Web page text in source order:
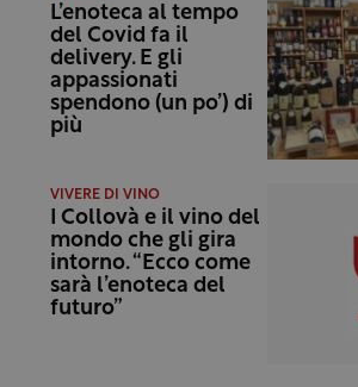
L’enoteca al tempo
del Covid fa il
delivery. E gli
appassionati
spendono (un po’) di
più
VIVERE DI VINO
I Collovà e il vino del
mondo che gli gira
intorno. “Ecco come
sarà l’enoteca del
futuro”